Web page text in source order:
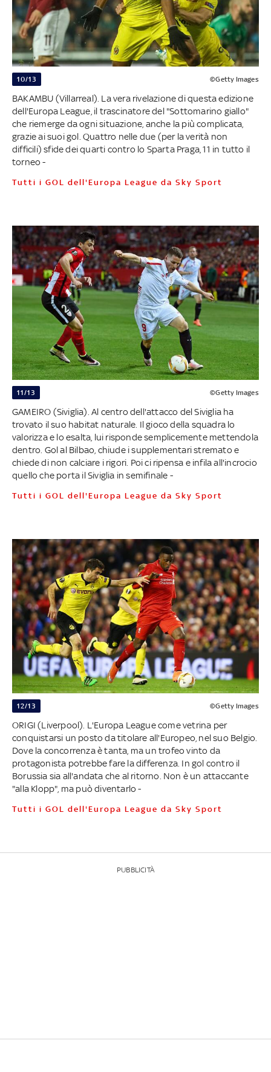
10/13 ©Getty Images
BAKAMBU (Villarreal). La vera rivelazione di questa edizione
dell'Europa League, il trascinatore del "Sottomarino giallo"
che riemerge da ogni situazione, anche la più complicata,
grazie ai suoi gol. Quattro nelle due (per la verità non
difficili) sfide dei quarti contro lo Sparta Praga, 11 in tutto il
torneo -
Tutti i GOL dell'Europa League da Sky Sport
11/13 ©Getty Images
GAMEIRO (Siviglia). Al centro dell'attacco del Siviglia ha
trovato il suo habitat naturale. Il gioco della squadra lo
valorizza e lo esalta, lui risponde semplicemente mettendola
dentro. Gol al Bilbao, chiude i supplementari stremato e
chiede di non calciare i rigori. Poi ci ripensa e infila all'incrocio
quello che porta il Siviglia in semifinale -
Tutti i GOL dell'Europa League da Sky Sport
12/13 ©Getty Images
ORIGI (Liverpool). L'Europa League come vetrina per
conquistarsi un posto da titolare all'Europeo, nel suo Belgio.
Dove la concorrenza è tanta, ma un trofeo vinto da
protagonista potrebbe fare la differenza. In gol contro il
Borussia sia all'andata che al ritorno. Non è un attaccante
"alla Klopp", ma può diventarlo -
Tutti i GOL dell'Europa League da Sky Sport
PUBBLICITÀ